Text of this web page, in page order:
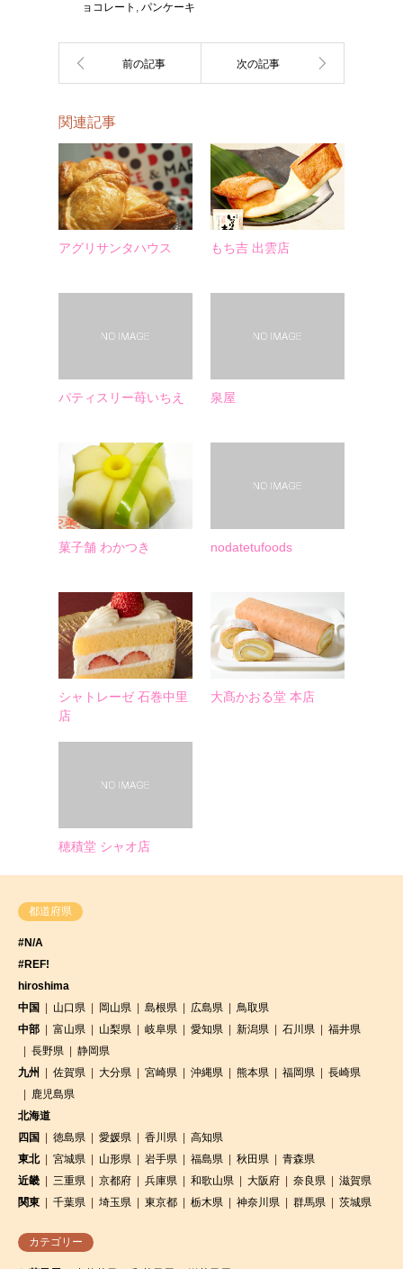
ョコレート , パンケーキ
関連記事
アグリサンタハウス もち吉 出雲店
パティスリー苺いちえ 泉屋
菓子舗 わかつき nodatetufoods
シャトレーゼ 石巻中里
店
大髙かおる堂 本店
穂積堂 シャオ店
都道府県
#N/A
#REF!
hiroshima
中国
山口県 岡山県 島根県 広島県
鳥取県
中部
富山県 山梨県 岐阜県 愛知県 新潟県 石川県
福井県
長野県
静岡県
九州
佐賀県 大分県 宮崎県 沖縄県 熊本県 福岡県
長崎県
鹿児島県
北海道
四国
徳島県 愛媛県 香川県
高知県
東北
宮城県 山形県 岩手県 福島県 秋田県
青森県
近畿
三重県 京都府 兵庫県 和歌山県 大阪府 奈良県
滋賀県
関東
千葉県 埼玉県 東京都 栃木県 神奈川県 群馬県 茨城県
カテゴリー